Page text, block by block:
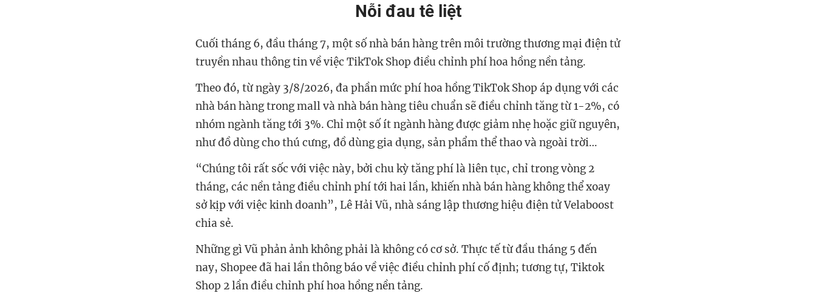
Nỗi đau tê liệt
Cuối tháng 6, đầu tháng 7, một số nhà bán hàng trên môi trường thương mại điện tử
truyền nhau thông tin về việc TikTok Shop điều chỉnh phí hoa hồng nền tảng.
Theo đó, từ ngày 3/8/2026, đa phần mức phí hoa hồng TikTok Shop áp dụng với các
nhà bán hàng trong mall và nhà bán hàng tiêu chuẩn sẽ điều chỉnh tăng từ 1-2%, có
nhóm ngành tăng tới 3%. Chỉ một số ít ngành hàng được giảm nhẹ hoặc giữ nguyên,
như đồ dùng cho thú cưng, đồ dùng gia dụng, sản phẩm thể thao và ngoài trời…
“Chúng tôi rất sốc với việc này, bởi chu kỳ tăng phí là liên tục, chỉ trong vòng 2
tháng, các nền tảng điều chỉnh phí tới hai lần, khiến nhà bán hàng không thể xoay
sở kịp với việc kinh doanh”, Lê Hải Vũ, nhà sáng lập thương hiệu điện tử Velaboost
chia sẻ.
Những gì Vũ phản ảnh không phải là không có cơ sở. Thực tế từ đầu tháng 5 đến
nay, Shopee đã hai lần thông báo về việc điều chỉnh phí cố định; tương tự, Tiktok
Shop 2 lần điều chỉnh phí hoa hồng nền tảng.